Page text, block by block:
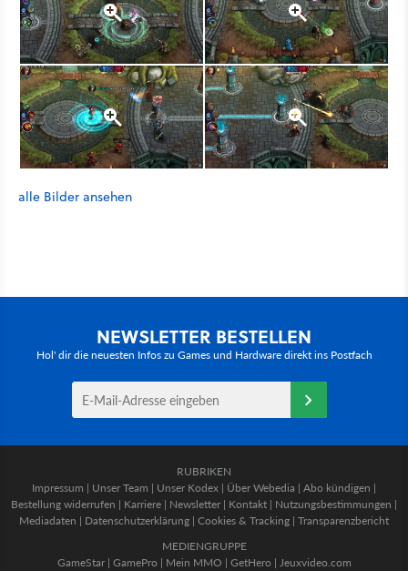
alle Bilder ansehen
NEWSLETTER BESTELLEN
Hol' dir die neuesten Infos zu Games und Hardware direkt ins Postfach
RUBRIKEN
Impressum | Unser Team | Unser Kodex | Über Webedia | Abo kündigen |
Bestellung widerrufen | Karriere | Newsletter | Kontakt | Nutzungsbestimmungen |
Mediadaten | Datenschutzerklärung | Cookies & Tracking | Transparenzbericht
MEDIENGRUPPE
GameStar| GamePro | Mein MMO | GetHero | Jeuxvideo.com